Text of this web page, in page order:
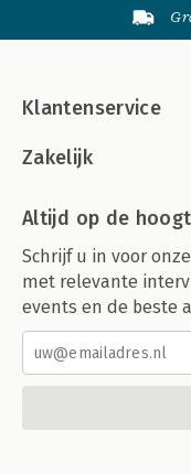
Klantenservice
Zakelijk
Altijd op de
Schrijf u in voor
met relevante
events en de beste